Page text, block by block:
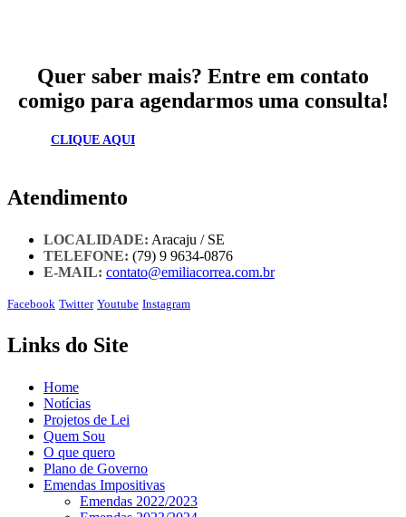
Quer saber mais? Entre em contato
comigo para agendarmos uma consulta!
CLIQUE AQUI
Atendimento
LOCALIDADE: Aracaju / SE
TELEFONE: (79) 9 9634-0876
E-MAIL: contato@emiliacorrea.com.br
Facebook Twitter Youtube Instagram
Links do Site
Home
Notícias
Projetos de Lei
Quem Sou
O que quero
Plano de Governo
Emendas Impositivas
Emendas 2022/2023